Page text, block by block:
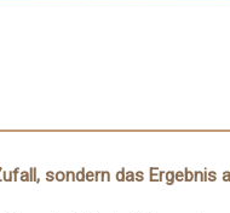
sondern das Ergebnis